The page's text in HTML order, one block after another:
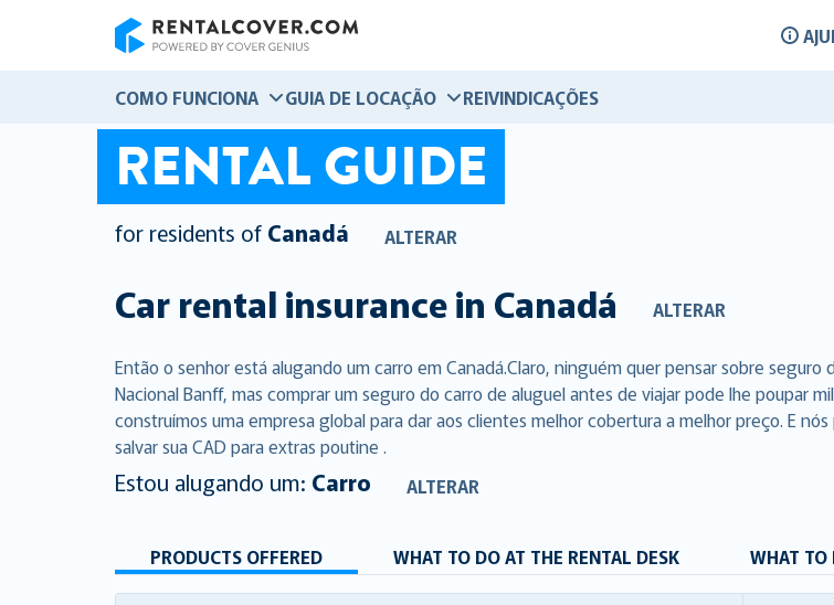
COMO FUNCIONA GUIA DE LOCAÇÃO REIVINDICAÇÕES
RENTAL GUIDE
for residents of Canadá ALTERAR
Car rental insurance in Canadá ALTERAR
Então o senhor está alugando um carro em Canadá.Claro, ninguém quer pensar sobre
Nacional Banff, mas comprar um seguro do carro de aluguel antes de viajar pode lhe poupar
construímos uma empresa global para dar aos clientes melhor cobertura a melhor preço. E
salvar sua CAD para extras poutine .
Estou alugando um: Carro ALTERAR
PRODUCTS OFFERED WHAT TO DO AT THE RENTAL DESK WHAT TO